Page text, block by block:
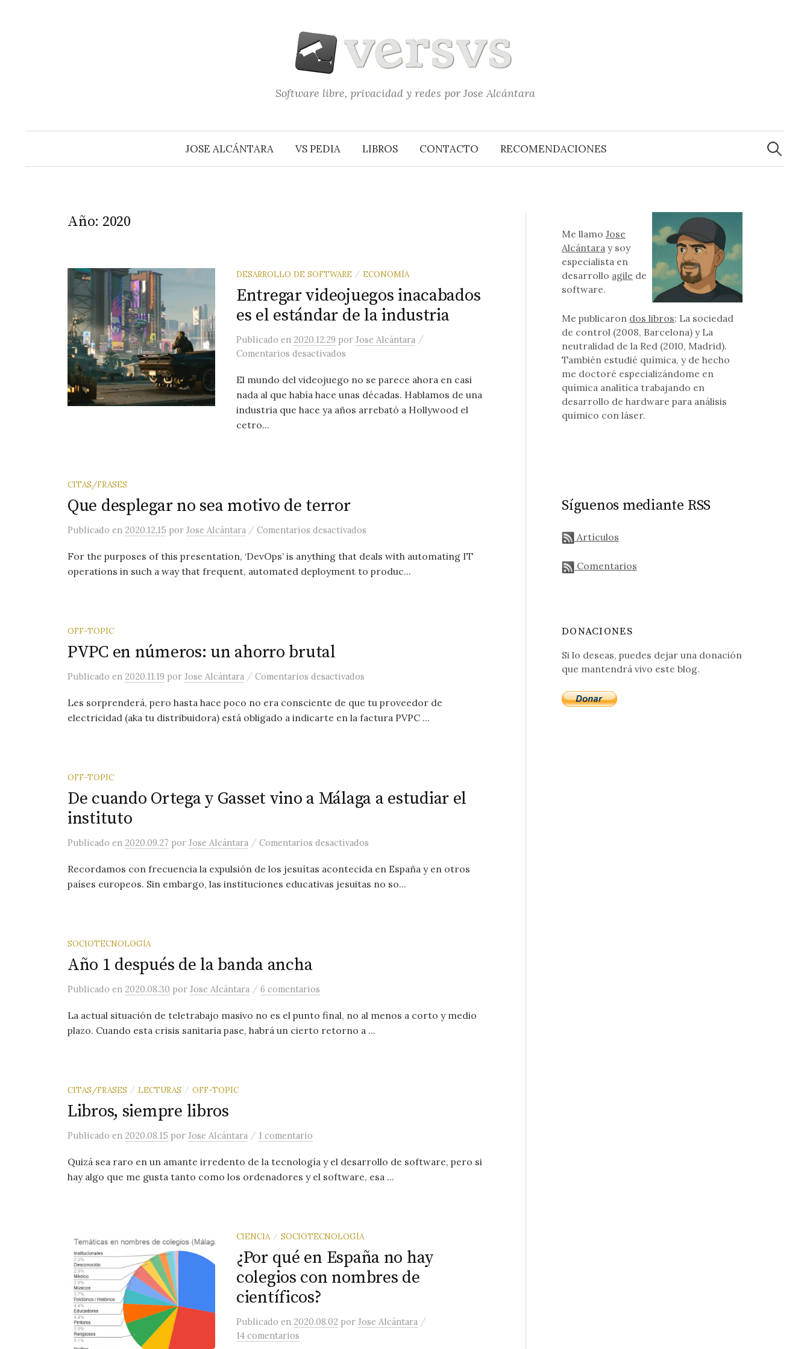
Software libre, privacidad y redes por Jose Alcántara
JOSE ALCÁNTARA VS PEDIA LIBROS CONTACTO RECOMENDACIONES
Buscar:
Año: 2020
DESARROLLO DE SOFTWARE / ECONOMÍA
Entregar videojuegos inacabados
es el estándar de la industria
Publicado en 2020.12.29 por Jose Alcántara /
Comentarios desactivados en Entregar videojuegos inacabados es el estándar de la industria
El mundo del videojuego no se parece ahora en casi
nada al que había hace unas décadas. Hablamos de una
industria que hace ya años arrebató a Hollywood el
cetro...
CITAS/FRASES
Que desplegar no sea motivo de terror
Publicado en 2020.12.15 por Jose Alcántara / Comentarios desactivados
For the purposes of this presentation, ‘DevOps’ is anything that deals with automating IT
operations in such a way that frequent, automated deployment to produc...
OFF-TOPIC
PVPC en números: un ahorro brutal
Publicado en 2020.11.19 por Jose Alcántara / Comentarios desactivados
Les sorprenderá, pero hasta hace poco no era consciente de que tu proveedor de
electricidad (aka tu distribuidora) está obligado a indicarte en la factura PVPC ...
OFF-TOPIC
De cuando Ortega y Gasset vino a Málaga a estudiar el
instituto
Publicado en 2020.09.27 por Jose Alcántara / Comentarios desactivados
Recordamos con frecuencia la expulsión de los jesuítas acontecida en España y en otros
países europeos. Sin embargo, las instituciones educativas jesuitas no so...
SOCIOTECNOLOGÍA
Año 1 después de la banda ancha
Publicado en 2020.08.30 por Jose Alcántara / 6 comentarios
La actual situación de teletrabajo masivo no es el punto final, no al menos a corto y medio
plazo. Cuando esta crisis sanitaria pase, habrá un cierto retorno a ...
CITAS/FRASES / LECTURAS / OFF-TOPIC
Libros, siempre libros
Publicado en 2020.08.15 por Jose Alcántara / 1 comentario
Quizá sea raro en un amante irredento de la tecnología y el desarrollo de software, pero si
hay algo que me gusta tanto como los ordenadores y el software, esa ...
CIENCIA / SOCIOTECNOLOGÍA
¿Por qué en España no hay
colegios con nombres de
científicos?
Publicado en 2020.08.02 por Jose Alcántara /
14 comentarios
Me llamoJose
Alcántara y soy
especialista en
desarrollo agile de
software.
Me publicaron dos libros: La sociedad
de control (2008, Barcelona) y La
neutralidad de la Red (2010, Madrid).
También estudié química, y de hecho
me doctoré especializándome en
química analítica trabajando en
desarrollo de hardware para análisis
químico con láser.
Síguenos mediante RSS
Artículos
Comentarios
DONACIONES
Si lo deseas, puedes dejar una donación
que mantendrá vivo este blog.